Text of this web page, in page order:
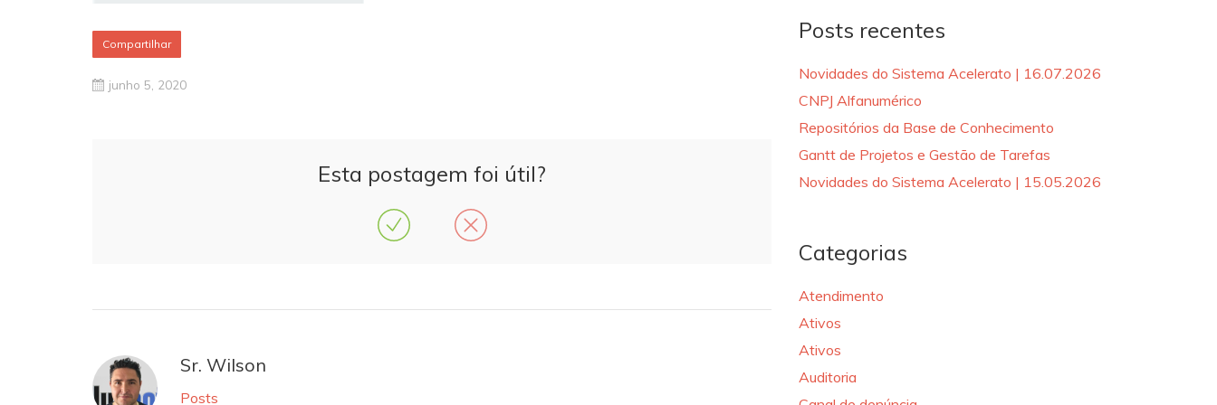
Compartilhar
junho 5, 2020
Esta postagem foi útil?
Sr. Wilson
Posts
Posts recentes
Novidades do Sistema Acelerato | 16.07.2026
CNPJ Alfanumérico
Repositórios da Base de Conhecimento
Gantt de Projetos e Gestão de Tarefas
Novidades do Sistema Acelerato | 15.05.2026
Categorias
Atendimento
Ativos
Ativos
Auditoria